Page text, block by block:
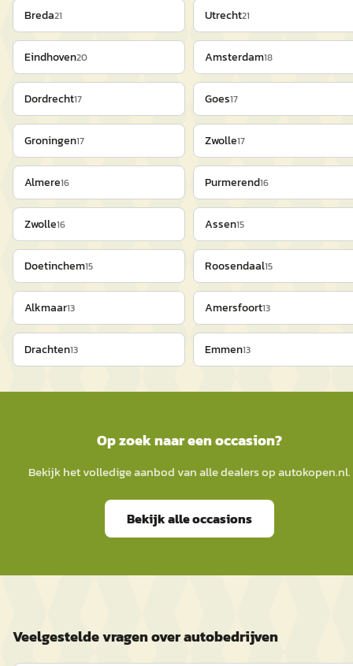
Breda21 Utrecht21
Eindhoven20 Amsterdam18
Dordrecht17 Goes17
Groningen17 Zwolle17
Almere16 Purmerend16
Zwolle16 Assen15
Doetinchem15 Roosendaal15
Alkmaar13 Amersfoort13
Drachten13 Emmen13
Op zoek naar een occasion?
Bekijk het volledige aanbod van alle dealers opautokopen.nl.
Bekijk alle occasions
Veelgestelde vragen over autobedrijven